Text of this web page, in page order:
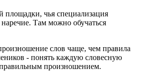
площадки, чья специализация
Там можно обучаться
слов чаще, чем правила
- понять каждую словесную
произношением.